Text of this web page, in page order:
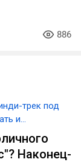
886
трек под
и
Наконец-